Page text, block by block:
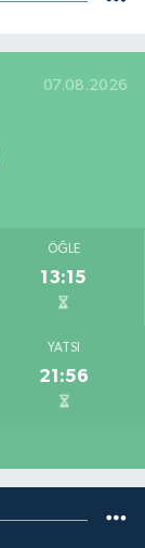
07.08.2026
ÖĞLE
13:15
YATSI
21:56